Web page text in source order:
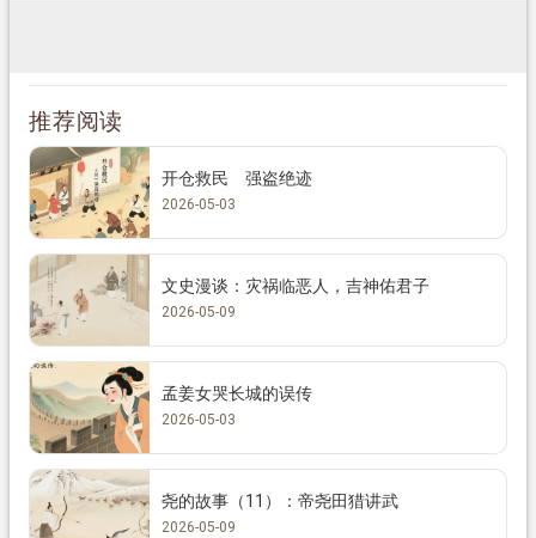
推荐阅读
开仓救民 强盗绝迹
2026-05-03
文史漫谈：灾祸临恶人，吉神佑君子
2026-05-09
孟姜女哭长城的误传
2026-05-03
尧的故事（11）：帝尧田猎讲武
2026-05-09